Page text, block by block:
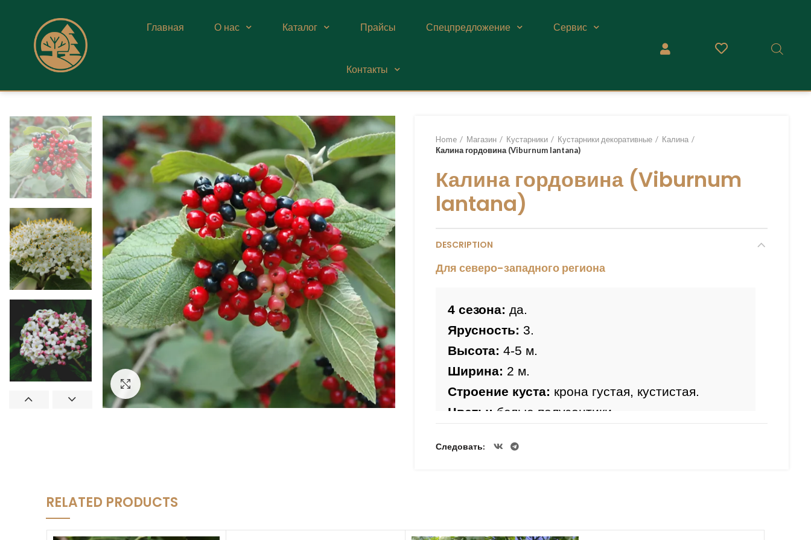
Главная О нас Каталог Прайсы Спецпредложение Сервис
Контакты
Увеличить
Home Магазин Кустарники Кустарники декоративные
Калина
Калина гордовина (Viburnum lantana)
Калина гордовина (Viburnum
lantana)
DESCRIPTION
Для северо-западного региона
4 сезона: да.
Ярусность: 3.
Высота: 4-5 м.
Ширина: 2 м.
Строение куста: крона густая, кустистая.
Цветы:
Лист: зелёный, морщинистый, бархатистый.
Зимостойкость: высокая.
Следовать
RELATED PRODUCTS